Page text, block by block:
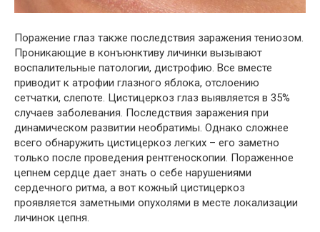
Поражение глаз также последствия заражения тениозом.
Проникающие в конъюнктиву личинки вызывают
воспалительные патологии, дистрофию. Все вместе
приводит к атрофии глазного яблока, отслоению
сетчатки, слепоте. Цистицеркоз глаз выявляется в 35%
случаев заболевания. Последствия заражения при
динамическом развитии необратимы. Однако сложнее
всего обнаружить цистицеркоз легких – его заметно
только после проведения рентгеноскопии. Пораженное
цепнем сердце дает знать о себе нарушениями
сердечного ритма, а вот кожный цистицеркоз
проявляется заметными опухолями в месте локализации
личинок цепня.